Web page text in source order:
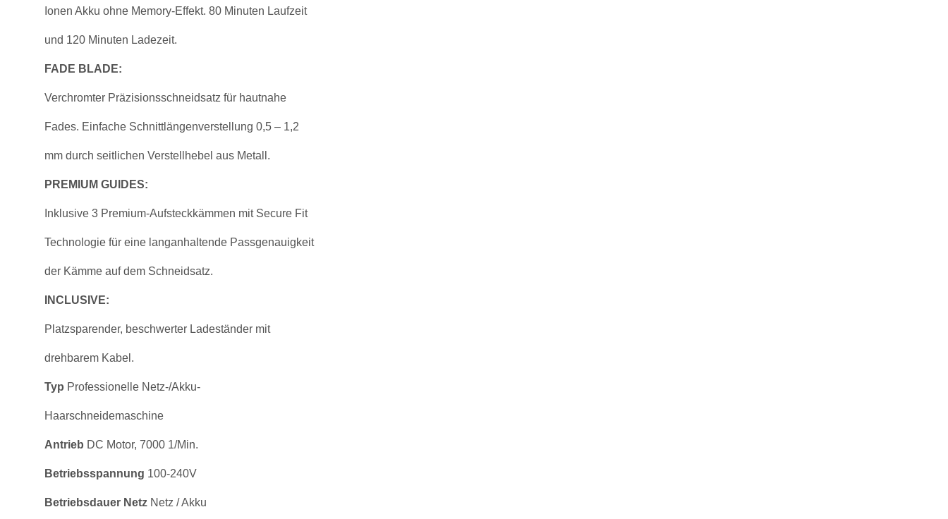
Ionen Akku ohne Memory-Effekt. 80 Minuten Laufzeit
und 120 Minuten Ladezeit.
FADE BLADE:
Verchromter Präzisionsschneidsatz für hautnahe
Fades. Einfache Schnittlängenverstellung 0,5 – 1,2
mm durch seitlichen Verstellhebel aus Metall.
PREMIUM GUIDES:
Inklusive 3 Premium-Aufsteckkämmen mit Secure Fit
Technologie für eine langanhaltende Passgenauigkeit
der Kämme auf dem Schneidsatz.
INCLUSIVE:
Platzsparender, beschwerter Ladeständer mit
drehbarem Kabel.
Typ Professionelle Netz-/Akku-
Haarschneidemaschine
Antrieb DC Motor, 7000 1/Min.
Betriebsspannung 100-240V
Betriebsdauer Netz Netz / Akku